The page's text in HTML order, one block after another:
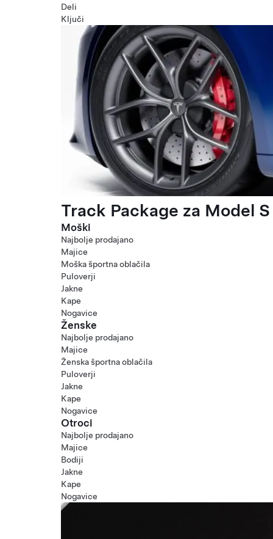
Deli
Ključi
Track Package za Model
Moški
Najbolje prodajano
Majice
Moška športna oblačila
Puloverji
Jakne
Kape
Nogavice
Ženske
Najbolje prodajano
Majice
Ženska športna oblačila
Puloverji
Jakne
Kape
Nogavice
Otroci
Najbolje prodajano
Majice
Bodiji
Jakne
Kape
Nogavice